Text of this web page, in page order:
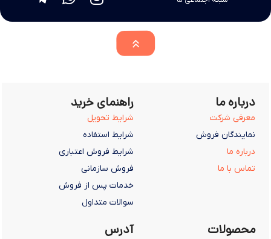
درباره ما
معرفی شرکت
نمایندگان فروش
درباره ما
تماس با ما
راهنمای خرید
شرایط تحویل
شرایط استفاده
شرایط فروش اعتباری
فروش سازمانی
خدمات پس از فروش
سوالات متداول
محصولات آدرس